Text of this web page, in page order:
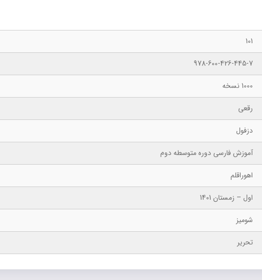
101
978-600-426-445-7
1000 نسخه
رقعی
دزفول
آموزش فارسی دوره متوسطه دوم
اهوراقلم
اول – زمستان 1401
شومیز
تحریر